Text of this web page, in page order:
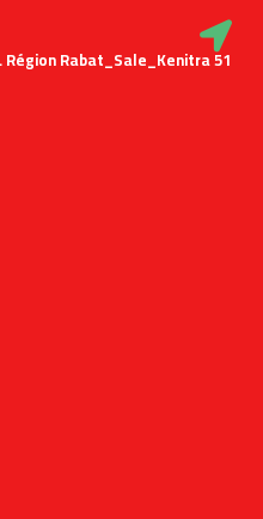
Région Rabat_Sale_Kenitra